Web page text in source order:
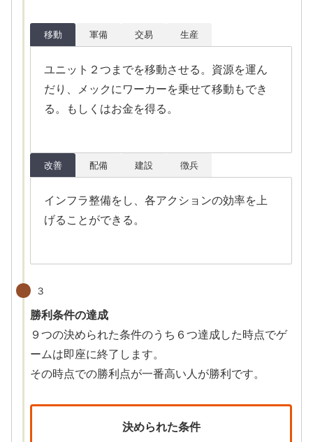
移動 軍備 交易 生産
ユニット２つまでを移動させる。資源を運ん
だり、メックにワーカーを乗せて移動もでき
る。もしくはお金を得る。
改善 配備 建設 徴兵
インフラ整備をし、各アクションの効率を上
げることができる。
３
勝利条件の達成
９つの決められた条件のうち６つ達成した時点でゲ
ームは即座に終了します。
その時点での勝利点が一番高い人が勝利です。
決められた条件